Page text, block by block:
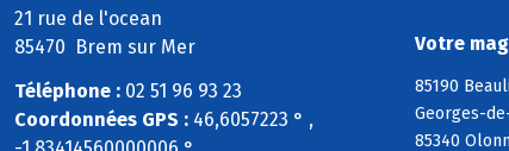
21 rue de l'ocean
85470 Brem sur Mer
Téléphone : 02 51 96 93 23
Coordonnées GPS : 46,6057223 ° ,
Votre
85190
Georges-
85340